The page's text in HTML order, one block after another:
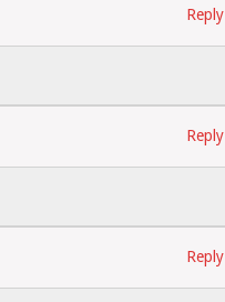
Reply
Reply
Reply